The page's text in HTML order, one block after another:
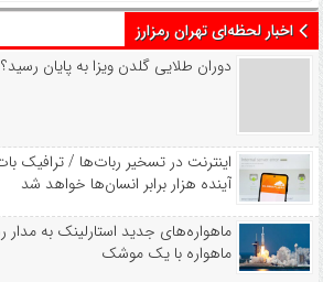
اخبار لحظه‌ای تهران رمزارز
دوران طلایی گلدن ویزا به پایان رسید؟
آینده هزار برابر انسان‌ها خواهد شد
ماهواره با یک موشک